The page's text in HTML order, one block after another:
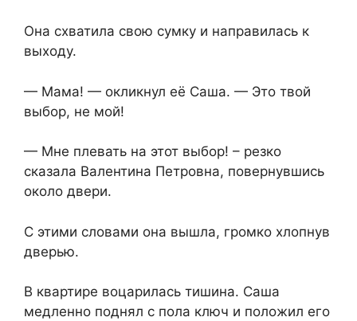
Она схватила свою сумку и направилась к
выходу.
— Мама! — окликнул её Саша. — Это твой
выбор, не мой!
— Мне плевать на этот выбор! – резко
сказала Валентина Петровна, повернувшись
около двери.
С этими словами она вышла, громко хлопнув
дверью.
В квартире воцарилась тишина. Саша
медленно поднял с пола ключ и положил его